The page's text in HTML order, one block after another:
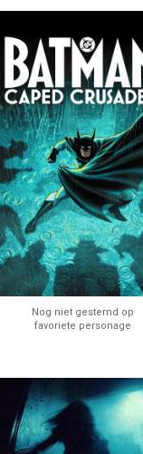
Nog niet gestemd op
favoriete personage